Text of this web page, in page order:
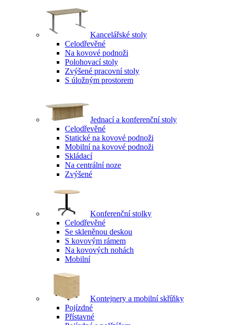
Kancelářské stoly
Celodřevěné
Na kovové podnoži
Polohovací stoly
Zvýšené pracovní stoly
S úložným prostorem
Jednací a konferenční stoly
Celodřevěné
Statické na kovové podnoži
Mobilní na kovové podnoži
Skládací
Na centrální noze
Zvýšené
Konferenční stolky
Celodřevěné
Se skleněnou deskou
S kovovým rámem
Na kovových nohách
Mobilní
Kontejnery a mobilní skříňky
Pojízdné
Přístavné